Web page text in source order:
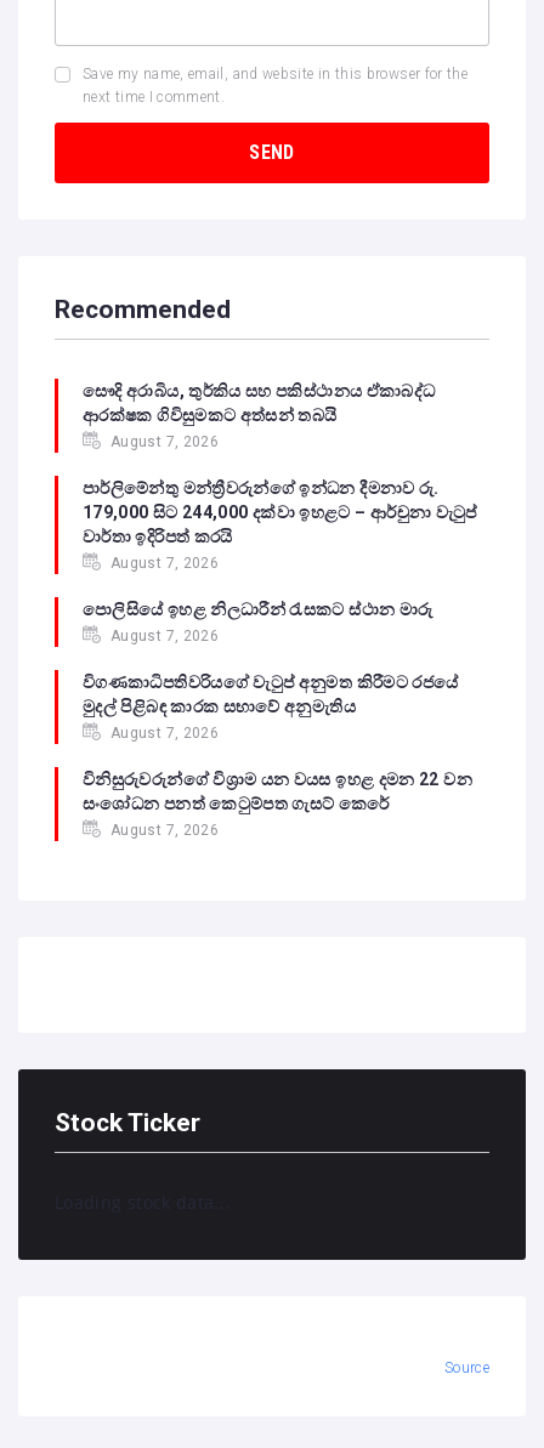
Save my name, email, and website in this browser for the
next time I comment.
Recommended
සෞදි අරාබිය, තුර්කිය සහ පකිස්ථානය ඒකාබද්ධ
ආරක්ෂක ගිවිසුමකට අත්සන් තබයි
August 7, 2026
පාර්ලිමේන්තු මන්ත්‍රීවරුන්ගේ ඉන්ධන දීමනාව රු.
179,000 සිට 244,000 දක්වා ඉහළට – ආර්චුනා වැටුප්
වාර්තා ඉදිරිපත් කරයි
August 7, 2026
පොලිසියේ ඉහළ නිලධාරීන් රැසකට ස්ථාන මාරු
August 7, 2026
විගණකාධිපතිවරියගේ වැටුප් අනුමත කිරීමට රජයේ
මුදල් පිළිබඳ කාරක සභාවේ අනුමැතිය
August 7, 2026
විනිසුරුවරුන්ගේ විශ්‍රාම යන වයස ඉහළ දමන 22 වන
සංශෝධන පනත් කෙටුම්පත ගැසට් කෙරේ
August 7, 2026
Stock Ticker
Loading stock data...
Source